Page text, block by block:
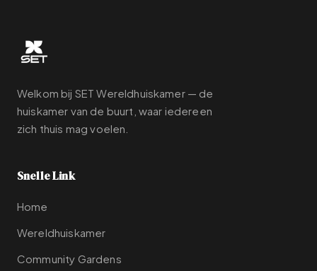
Welkom bij SET Wereldhuiskamer — de
huiskamer van de buurt, waar iedereen
zich thuis mag voelen.
Snelle Link
Home
Wereldhuiskamer
Community Gardens